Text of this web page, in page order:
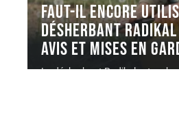
Faut-il encore
désherbant radikal
Avis et mises en
Le désherbant Radikal est un